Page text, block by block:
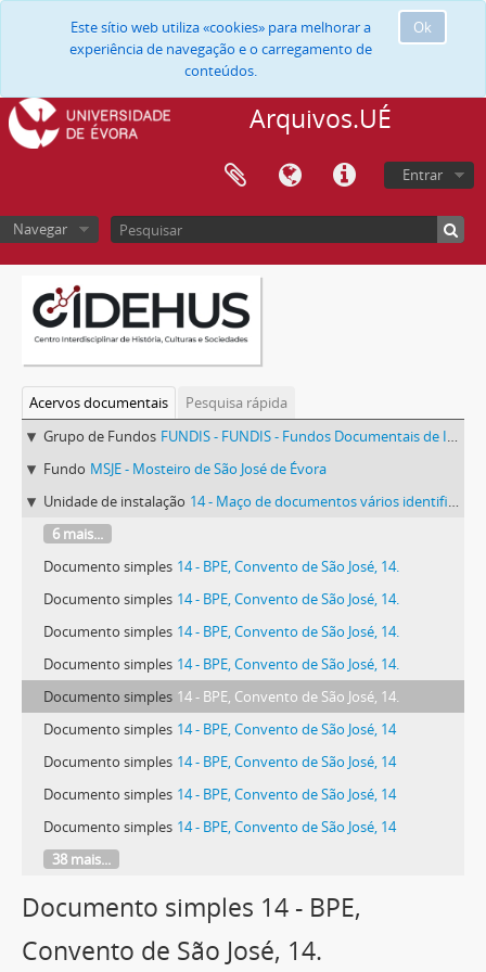
Ok
Este sítio web utiliza «cookies» para melhorar a
experiência de navegação e o carregamento de
conteúdos.
Arquivos.UÉ
Entrar
Navegar
Acervos documentais
Pesquisa rápida
Grupo de Fundos FUNDIS - FUNDIS - Fundos Documentais de Instituições do Sul
Fundo MSJE - Mosteiro de São José de Évora
Unidade de instalação 14 - Maço de documentos vários identificado com o número 14.
6 mais...
Documento simples 14 - BPE, Convento de São José, 14.
Documento simples 14 - BPE, Convento de São José, 14.
Documento simples 14 - BPE, Convento de São José, 14.
Documento simples 14 - BPE, Convento de São José, 14.
Documento simples 14 - BPE, Convento de São José, 14.
Documento simples 14 - BPE, Convento de São José, 14
Documento simples 14 - BPE, Convento de São José, 14
Documento simples 14 - BPE, Convento de São José, 14
Documento simples 14 - BPE, Convento de São José, 14
38 mais...
Documento simples 14 - BPE,
Convento de São José, 14.